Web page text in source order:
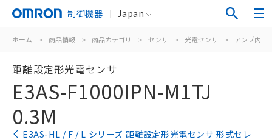
制御機器 Japan
ホーム > 商品情報 > 商品カテゴリ > センサ > 光電センサ > アンプ内蔵
距離設定形光電センサ
E3AS-F1000IPN-M1TJ
0.3M
E3AS-HL / F / L シリーズ 距離設定形光電センサ 形式セレ